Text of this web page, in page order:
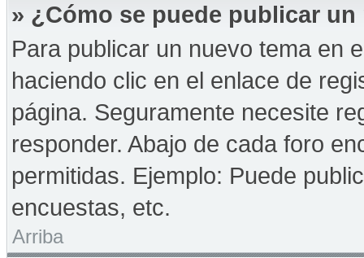
» ¿Cómo se puede publicar
Para publicar un nuevo tema en
haciendo clic en el enlace de
página. Seguramente necesite
responder. Abajo de cada foro
permitidas. Ejemplo: Puede
encuestas, etc.
Arriba